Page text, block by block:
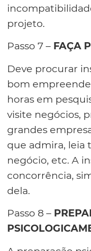
projeto.
Passo 7 – FAÇA
Deve procurar
bom
horas em
visite negócios,
grandes
que admira, leia
negócio, etc. A
concorrência,
dela.
Passo 8 –